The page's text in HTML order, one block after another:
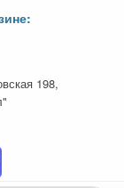
198,